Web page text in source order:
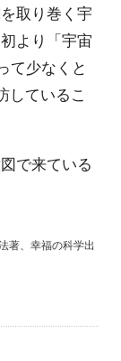
取り巻く宇
より「宇宙
て少なくと
しているこ
で来ている
著、幸福の科学出